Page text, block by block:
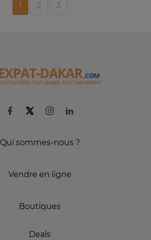
1 2 3
Qui sommes-nous ?
Vendre en ligne
Boutiques
Deals